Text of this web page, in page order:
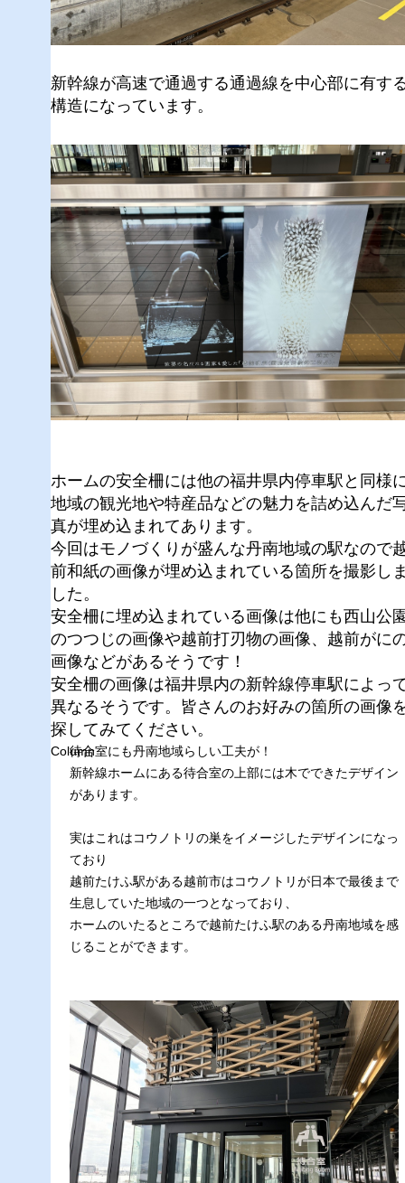
新幹線が高速で通過する通過線を中心部に有す
構造になっています。
ホームの安全柵には他の福井県内停車駅と同様
地域の観光地や特産品などの魅力を詰め込んだ
真が埋め込まれてあります。
今回はモノづくりが盛んな丹南地域の駅なので
前和紙の画像が埋め込まれている箇所を撮影し
した。
安全柵に埋め込まれている画像は他にも西山公
のつつじの画像や越前打刃物の画像、 越前がに
画像などがあるそうです！
安全柵の画像は福井県内の新幹線停車駅によっ
異なるそうです。皆さんのお好みの箇所の画像
探してみてください。
Column
待合室にも丹南地域らしい工夫が！
新幹線ホームにある待合室の上部には木でできたデザイン
があります。
実はこれはコウノトリの巣をイメージしたデザインになっ
ており
越前たけふ駅がある越前市はコウノトリが日本で最後まで
生息していた地域の一つとなっており、
ホームのいたるところで越前たけふ駅のある丹南地域を感
じることができます。